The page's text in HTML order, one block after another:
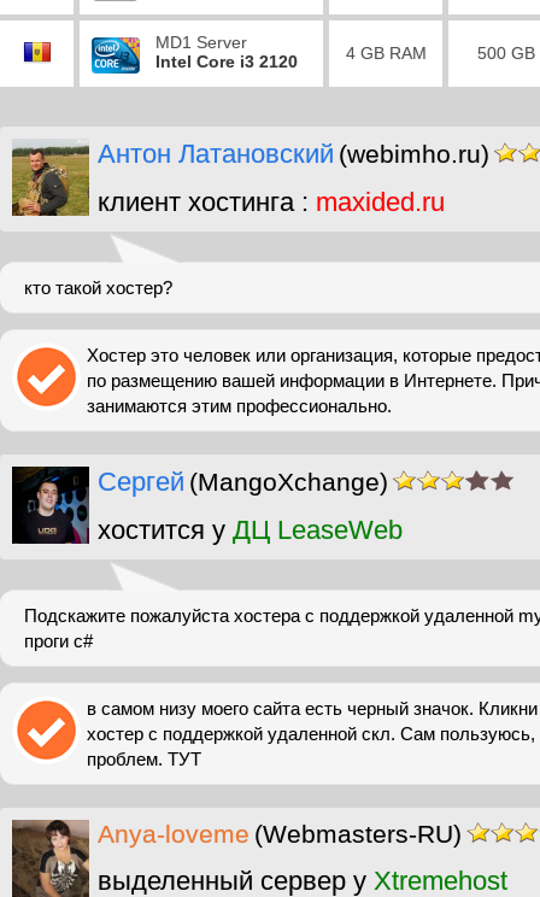
MD1 Server
Intel Core i3 2120
4 GB RAM 500 GB
Антон Латановский (webimho.ru)
клиент хостинга : maxided.ru
кто такой хостер?
Хостер это человек или организация, которые
по размещению вашей информации в Интернете.
занимаются этим профессионально.
Сергей (MangoXchange)
хостится у ДЦ LeaseWeb
Подскажите пожалуйста хостера с поддержкой удаленной
проги c#
в самом низу моего сайта есть черный значок.
хостер с поддержкой удаленной скл. Сам
проблем. ТУТ
Anya-loveme (Webmasters-RU)
выделенный сервер у Xtremehost